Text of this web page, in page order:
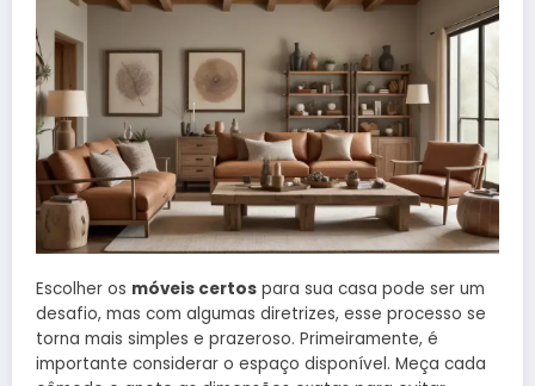
Escolher os móveis certos para sua casa pode ser um
desafio, mas com algumas diretrizes, esse processo se
torna mais simples e prazeroso. Primeiramente, é
importante considerar o espaço disponível. Meça cada